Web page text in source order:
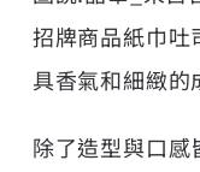
招牌商品紙巾吐
具香氣和細緻的
除了造型與口感